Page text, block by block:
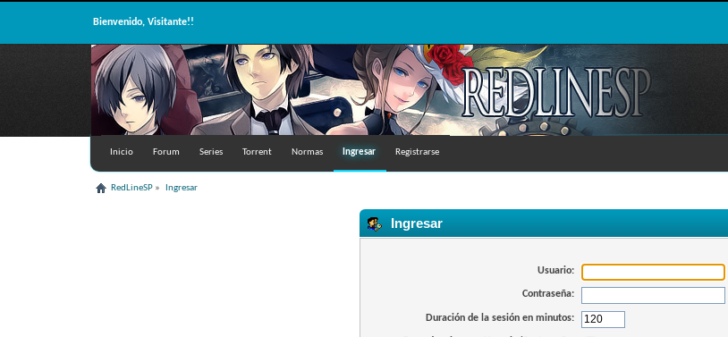
Bienvenido, Visitante!!
Inicio Forum Series Torrent Normas Ingresar Registrarse
RedLineSP » Ingresar
Ingresar
Usuario:
Contraseña:
Duración de la sesión en minutos: